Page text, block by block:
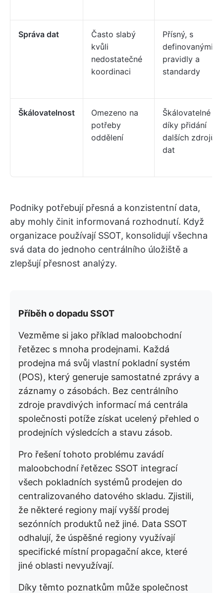
Správa dat
Často slabý
kvůli
nedostatečné
koordinaci
Přísný, s
definovanými
pravidly a
standardy
Škálovatelnost
Omezeno na
potřeby
oddělení
Škálovatelné
díky přidání
dalších zdrojů
dat
Podniky potřebují přesná a konzistentní data,
aby mohly činit informovaná rozhodnutí. Když
organizace používají SSOT, konsolidují všechna
svá data do jednoho centrálního úložiště a
zlepšují přesnost analýzy.
Příběh o dopadu SSOT
Vezměme si jako příklad maloobchodní
řetězec s mnoha prodejnami. Každá
prodejna má svůj vlastní pokladní systém
(POS), který generuje samostatné zprávy a
záznamy o zásobách. Bez centrálního
zdroje pravdivých informací má centrála
společnosti potíže získat ucelený přehled o
prodejních výsledcích a stavu zásob.
Pro řešení tohoto problému zavádí
maloobchodní řetězec SSOT integrací
všech pokladních systémů prodejen do
centralizovaného datového skladu. Zjistili,
že některé regiony mají vyšší prodej
sezónních produktů než jiné. Data SSOT
odhalují, že úspěšné regiony využívají
specifické místní propagační akce, které
jiné oblasti nevyužívají.
Díky těmto poznatkům může společnost